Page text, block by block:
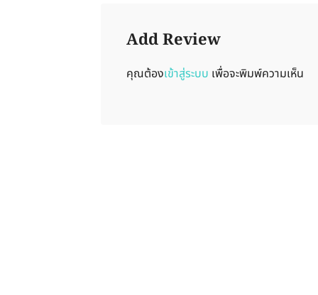
Add Review
คุณต้องเข้าสู่ระบบ เพื่อจะพิมพ์ความเห็น